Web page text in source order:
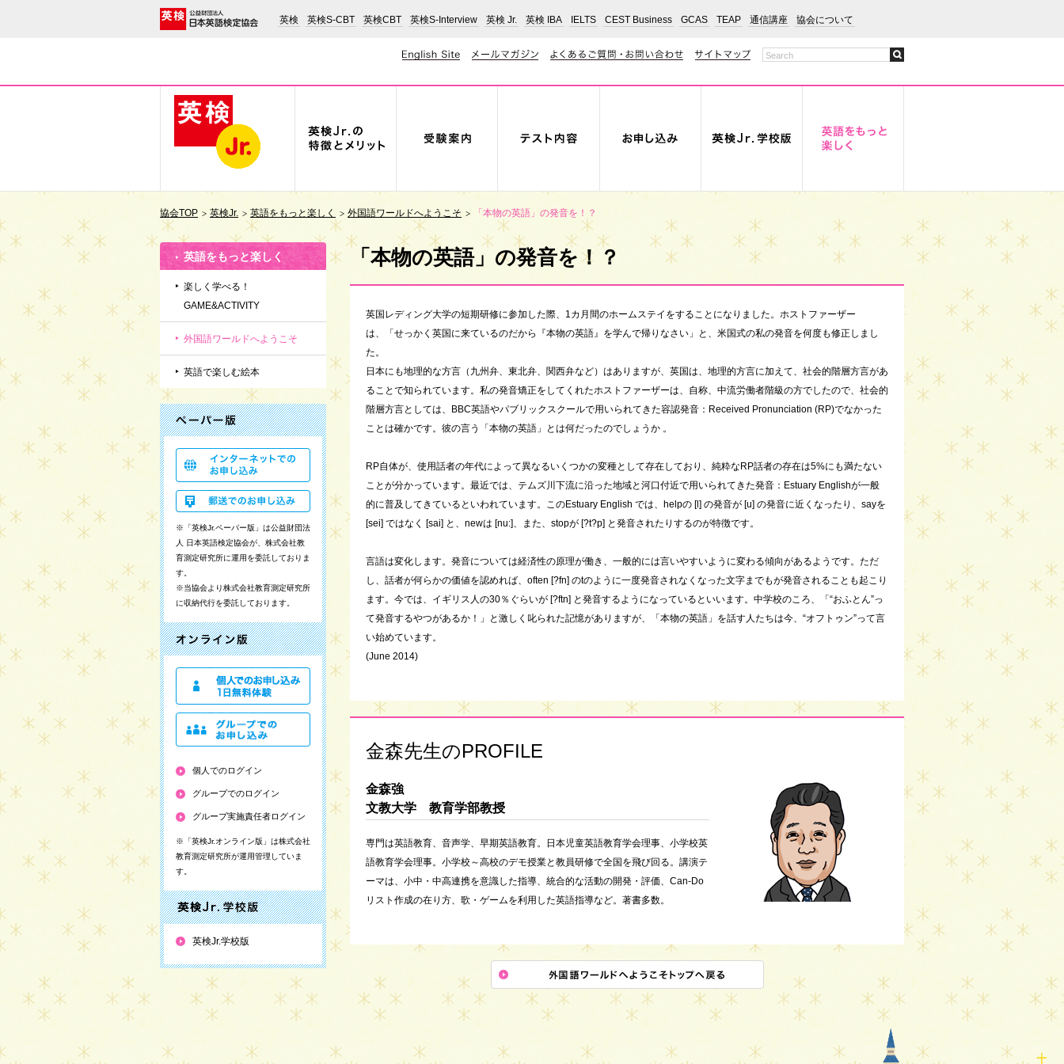
英検 英検S-CBT 英検CBT 英検S-Interview 英検 Jr. 英検 IBA IELTS CEST Business GCAS TEAP 通信講座 協会について
協会TOP 英検Jr. 英語をもっと楽しく 外国語ワールドへようこそ 「本物の英語」の発音を！？
「本物の英語」の発音を！？
英国レディング大学の短期研修に参加した際、1カ月間のホームステイをすることになりました。ホストファーザー
は、「せっかく英国に来ているのだから『本物の英語』を学んで帰りなさい」と、米国式の私の発音を何度も修正しまし
た。
日本にも地理的な方言（九州弁、東北弁、関西弁など）はありますが、英国は、地理的方言に加えて、社会的階層方言があ
ることで知られています。私の発音矯正をしてくれたホストファーザーは、自称、中流労働者階級の方でしたので、社会的
階層方言としては、BBC英語やパブリックスクールで用いられてきた容認発音：Received Pronunciation (RP)でなかった
ことは確かです。彼の言う「本物の英語」とは何だったのでしょうか 。
RP自体が、使用話者の年代によって異なるいくつかの変種として存在しており、純粋なRP話者の存在は5%にも満たない
ことが分かっています。最近では、テムズ川下流に沿った地域と河口付近で用いられてきた発音：Estuary Englishが一般
的に普及してきているといわれています。このEstuary English では、helpの [l] の発音が [u] の発音に近くなったり、sayを
[sei] ではなく [sai] と、newは [nu:]、また、stopが [?t?p] と発音されたりするのが特徴です。
言語は変化します。発音については経済性の原理が働き、一般的には言いやすいように変わる傾向があるようです。ただ
し、話者が何らかの価値を認めれば、often [?fn] のtのように一度発音されなくなった文字までもが発音されることも起こり
ます。今では、イギリス人の30％ぐらいが [?ftn] と発音するようになっているといいます。中学校のころ、「“おふとん”っ
て発音するやつがあるか！」と激しく叱られた記憶がありますが、「本物の英語」を話す人たちは今、“オフトゥン”って言
い始めています。
(June 2014)
金森先生のPROFILE
金森強
文教大学 教育学部教授
専門は英語教育、音声学、早期英語教育。日本児童英語教育学会理事、小学校英
語教育学会理事。小学校～高校のデモ授業と教員研修で全国を飛び回る。講演テ
ーマは、小中・中高連携を意識した指導、統合的な活動の開発・評価、Can-Do
リスト作成の在り方、歌・ゲームを利用した英語指導など。著書多数。
英語をもっと楽しく
楽しく学べる！
GAME&ACTIVITY
外国語ワールドへようこそ
英語で楽しむ絵本
※「英検Jr.ペーパー版」は公益財団法
人 日本英語検定協会が、株式会社教
育測定研究所に運用を委託しておりま
す。
※当協会より株式会社教育測定研究所
に収納代行を委託しております。
個人でのログイン
グループでのログイン
グループ実施責任者ログイン
※「英検Jr.オンライン版」は株式会社
教育測定研究所が運用管理していま
す。
英検Jr.学校版